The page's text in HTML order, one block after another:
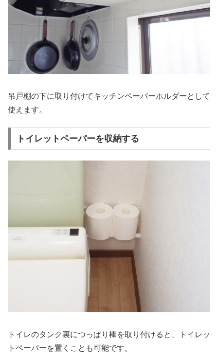
吊戸棚の下に取り付けてキッチンペーパーホルダーとして
使えます。
トイレットペーパーを収納する
トイレのタンク裏につっぱり棒を取り付けると、トイレッ
トペーパーを置くことも可能です。